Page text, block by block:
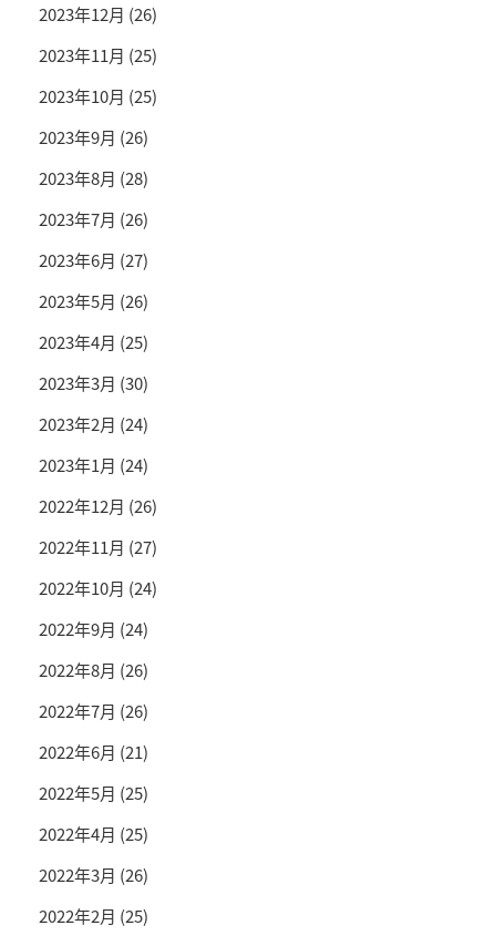
2023年12月 (26)
2023年11月 (25)
2023年10月 (25)
2023年9月 (26)
2023年8月 (28)
2023年7月 (26)
2023年6月 (27)
2023年5月 (26)
2023年4月 (25)
2023年3月 (30)
2023年2月 (24)
2023年1月 (24)
2022年12月 (26)
2022年11月 (27)
2022年10月 (24)
2022年9月 (24)
2022年8月 (26)
2022年7月 (26)
2022年6月 (21)
2022年5月 (25)
2022年4月 (25)
2022年3月 (26)
2022年2月 (25)